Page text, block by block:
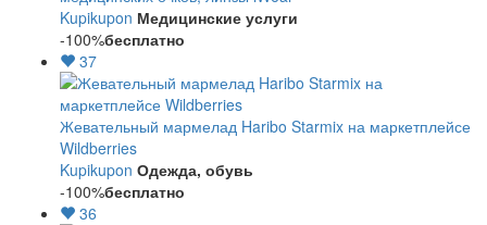
Kupikupon Медицинские услуги
-100%бесплатно
37
Жевательный мармелад Haribo Starmix на маркетплейсе
Wildberries
Kupikupon Одежда, обувь
-100%бесплатно
36